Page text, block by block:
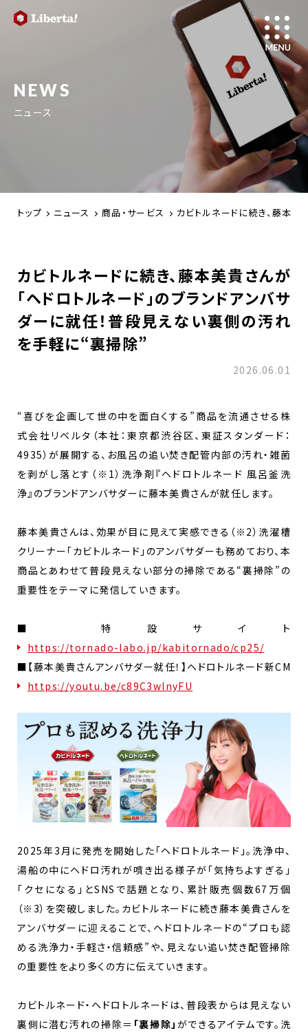
NEWS
ニュース
トップ ニュース 商品・サービス カビトルネードに続き、藤本
カビトルネードに続き、藤本美貴さんが
「ヘドロトルネード」のブランドアンバサ
ダーに就任！普段見えない裏側の汚れ
を手軽に“裏掃除”
2026.06.01
“喜びを企画して世の中を面白くする”商品を流通させる株
式会社リベルタ（本社：東京都渋谷区、東証スタンダード：
4935）が展開する、お風呂の追い焚き配管内部の汚れ・雑菌
を剥がし落とす（※1）洗浄剤『ヘドロトルネード 風呂釜洗
浄』のブランドアンバサダーに藤本美貴さんが就任します。
藤本美貴さんは、効果が目に見えて実感できる（※2）洗濯槽
クリーナー「カビトルネード」のアンバサダーも務めており、本
商品とあわせて普段見えない部分の掃除である“裏掃除”の
重要性をテーマに発信していきます。
■ 特設サイト
https://tornado-labo.jp/kabitornado/cp25/
■【藤本美貴さんアンバサダー就任！】ヘドロトルネード新CM
https://youtu.be/c89C3wlnyFU
2025年3月に発売を開始した「ヘドロトルネード」。洗浄中、
湯船の中にヘドロ汚れが噴き出る様子が「気持ちよすぎる」
「クセになる」とSNSで話題となり、累計販売個数67万個
（※3）を突破しました。カビトルネードに続き藤本美貴さんを
アンバサダーに迎えることで、ヘドロトルネードの“プロも認
める洗浄力・手軽さ・信頼感”や、見えない追い焚き配管掃除
の重要性をより多くの方に伝えていきます。
カビトルネード・ヘドロトルネードは、普段表からは見えない
裏側に潜む汚れの掃除＝ 「裏掃除」 ができるアイテムです。洗